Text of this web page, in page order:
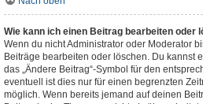
Wie kann ich einen Beitrag bearbeiten oder
Wenn du nicht Administrator oder Moderator
Beiträge bearbeiten oder löschen. Du kannst
das „Ändere Beitrag“-Symbol für den
eventuell ist dies nur für einen begrenzten
möglich. Wenn bereits jemand auf deinen